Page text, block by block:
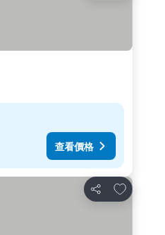
查看價格
分享
放到收藏夾